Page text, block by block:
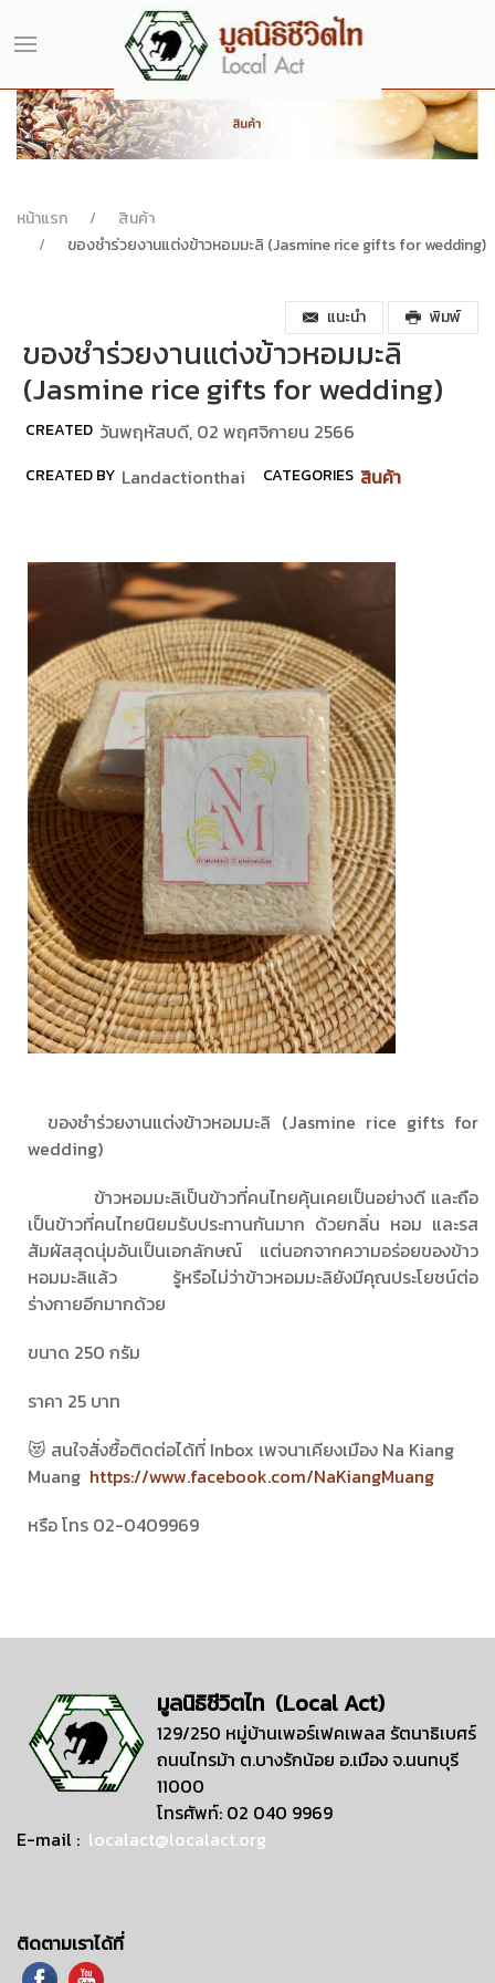
หน้าแรก
สินค้า
ของชำร่วยงานแต่งข้าวหอมมะลิ (Jasmine rice gifts for wedding)
แนะนำ พิมพ์
ของชำร่วยงานแต่งข้าวหอมมะลิ
(Jasmine rice gifts for wedding)
CREATED วันพฤหัสบดี, 02 พฤศจิกายน 2566
CREATED BY Landactionthai CATEGORIES สินค้า
ของชำร่วยงานแต่งข้าวหอมมะลิ (Jasmine rice gifts for
wedding)
ข้าวหอมมะลิเป็นข้าวที่คนไทยคุ้นเคยเป็นอย่างดี และถือ
เป็นข้าวที่คนไทยนิยมรับประทานกันมาก ด้วยกลิ่น หอม และรส
สัมผัสสุดนุ่มอันเป็นเอกลักษณ์ แต่นอกจากความอร่อยของข้าว
หอมมะลิแล้ว รู้หรือไม่ว่าข้าวหอมมะลิยังมีคุณประโยชน์ต่อ
ร่างกายอีกมากด้วย
ขนาด 250 กรัม
ราคา 25 บาท
😻 สนใจสั่งซื้อติดต่อได้ที่ Inbox เพจนาเคียงเมือง Na Kiang
Muang https://www.facebook.com/NaKiangMuang
หรือ โทร 02-0409969
มูลนิธิชีวิตไท (Local Act)
129/250 หมู่บ้านเพอร์เฟคเพลส รัตนาธิเบศร์
ถนนไทรม้า ต.บางรักน้อย อ.เมือง จ.นนทบุรี
11000
โทรศัพท์: 02 040 9969
E-mail : localact@localact.org
ติดตามเราได้ที่